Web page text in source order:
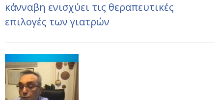
κάνναβη ενισχύει τις θεραπευτικές
επιλογές των γιατρών